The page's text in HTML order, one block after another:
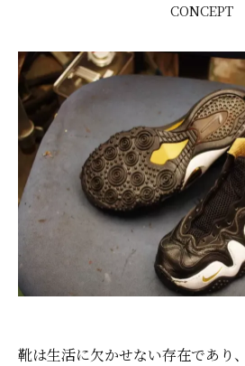
CONCEPT
靴は生活に欠かせない存在であり